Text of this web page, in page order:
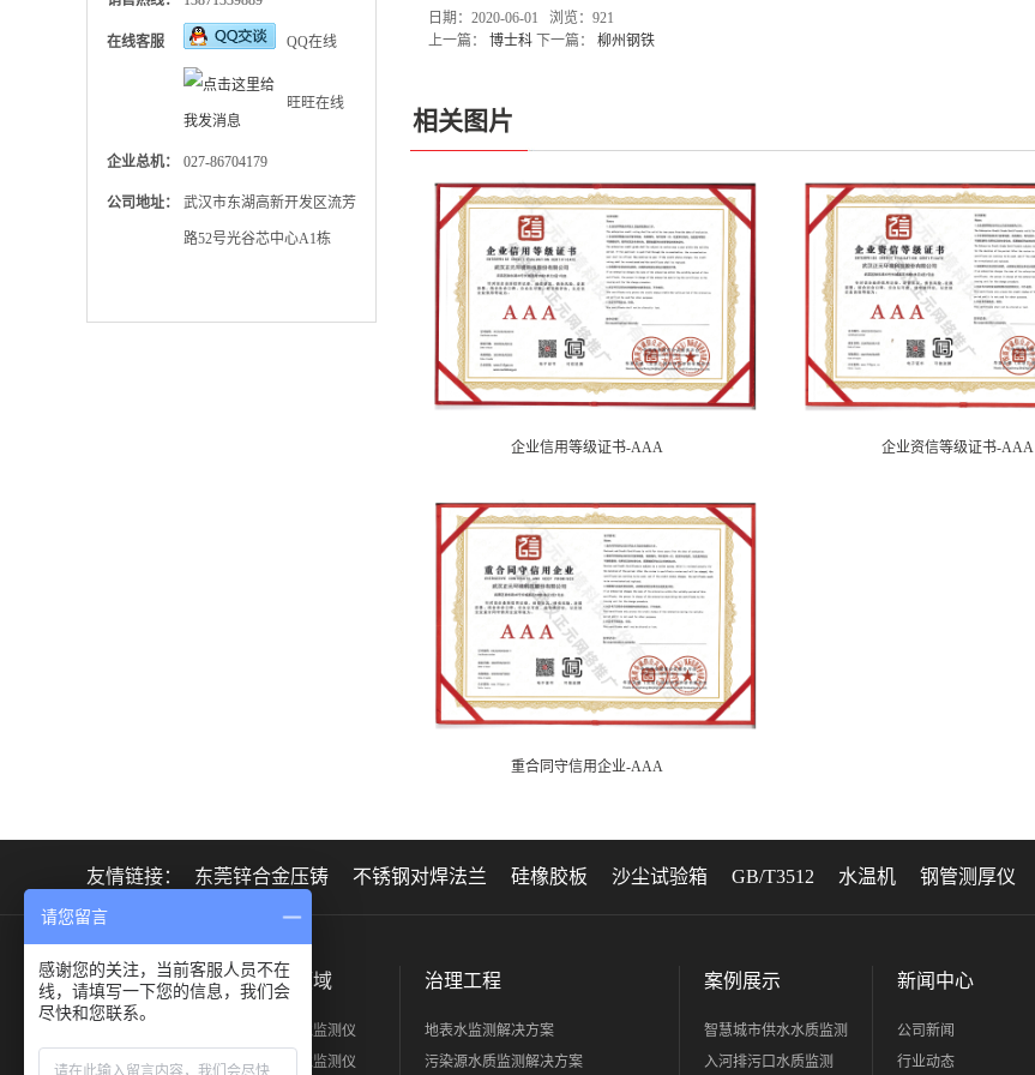
在线客服 QQ在线
旺旺在线
企业总机： 027-86704179
公司地址： 武汉市东湖高新开发区流芳
路52号光谷芯中心A1栋
日期：2020-06-01 浏览：921
上一篇： 博士科 下一篇： 柳州钢铁
相关图片
企业信用等级证书-AAA 企业资信等级证书-AAA
重合同守信用企业-AAA
友情链接： 东莞锌合金压铸 不锈钢对焊法兰 硅橡胶板 沙尘试验箱 GB/T3512 水温机 钢管测厚仪
关于正元
工厂展示
产品领域
水质环境监测仪
烟气环境监测仪
治理工程
地表水监测解决方案
污染源水质监测解决方案
案例展示
智慧城市供水水质监测
入河排污口水质监测
新闻中心
公司新闻
行业动态
请您留言
感谢您的关注，当前客服人员不在
线，请填写一下您的信息，我们会
尽快和您联系。